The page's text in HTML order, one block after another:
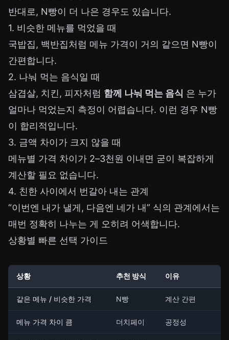
반대로, N빵이 더 나은 경우도 있습니다.
1. 비슷한 메뉴를 먹었을 때
국밥집, 백반집처럼 메뉴 가격이 거의 같으면 N빵이
간편합니다.
2. 나눠 먹는 음식일 때
삼겹살, 치킨, 피자처럼 함께 나눠 먹는 음식 은 누가
얼마나 먹었는지 측정이 어렵습니다. 이런 경우 N빵
이 합리적입니다.
3. 금액 차이가 크지 않을 때
메뉴별 가격 차이가 2–3천원 이내면 굳이 복잡하게
계산할 필요 없습니다.
4. 친한 사이에서 번갈아 내는 관계
“이번엔 내가 낼게, 다음엔 네가 내” 식의 관계에서는
매번 정확히 나누는 게 오히려 어색합니다.
상황별 빠른 선택 가이드
상황 추천 방식 이유
같은 메뉴 / 비슷한 가격 N빵 계산 간편
메뉴 가격 차이 큼 더치페이 공정성